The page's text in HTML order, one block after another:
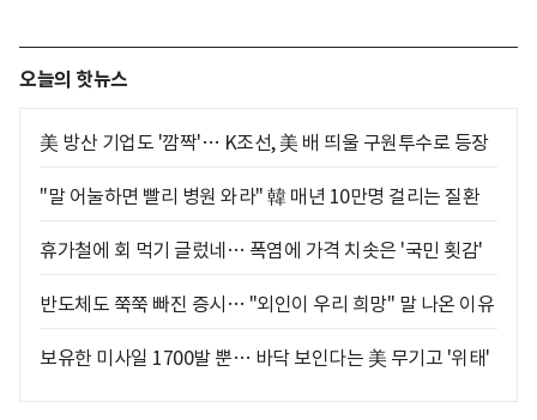
오늘의 핫뉴스
美 방산 기업도 '깜짝'… K조선, 美 배 띄울 구원투수로 등장
"말 어눌하면 빨리 병원 와라" 韓 매년 10만명 걸리는 질환
휴가철에 회 먹기 글렀네… 폭염에 가격 치솟은 '국민 횟감'
반도체도 쭉쭉 빠진 증시… "외인이 우리 희망" 말 나온 이유
보유한 미사일 1700발 뿐… 바닥 보인다는 美 무기고 '위태'